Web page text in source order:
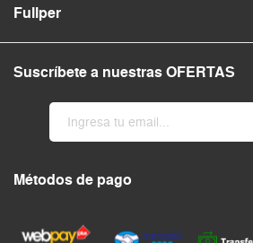
Fullper
Suscríbete a nuestras OFERTAS
Métodos de pago